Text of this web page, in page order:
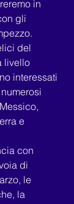
in
gli
del
livello
interessati
e
con
di
le
la